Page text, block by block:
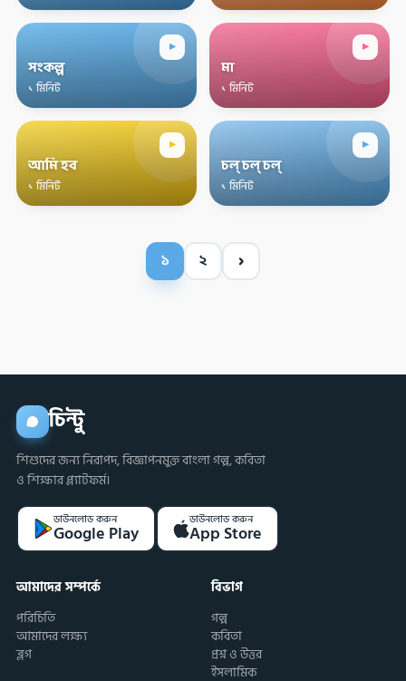
▸
সংকল্প
১ মিনিট
▸
মা
১ মিনিট
▸
আমি হব
১ মিনিট
▸
চল্‌ চল্‌ চল্‌
১ মিনিট
১ ২ ›
চিন্টু
শিশুদের জন্য নিরাপদ, বিজ্ঞাপনমুক্ত বাংলা গল্প, কবিতা
ও শিক্ষার প্ল্যাটফর্ম।
ডাউনলোড করুন
Google Play
ডাউনলোড করুন
App Store
আমাদের সম্পর্কে
পরিচিতি
আমাদের লক্ষ্য
ব্লগ
বিভাগ
গল্প
কবিতা
প্রশ্ন ও উত্তর
ইসলামিক